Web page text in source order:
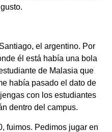
el argentino. Por
él está había una bola
de Malasia que
había pasado el dato de
con los estudiantes
dentro del campus.
fuimos. Pedimos jugar en